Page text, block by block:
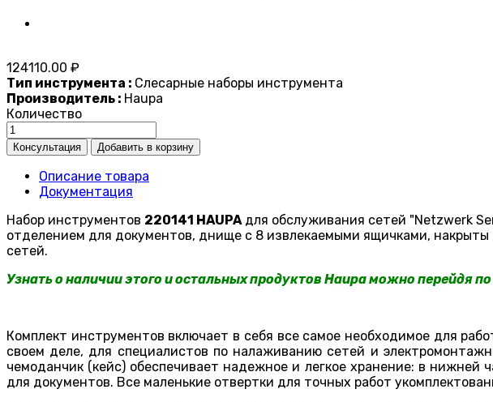
124110.00 ₽
Тип инструмента : Слесарные наборы инструмента
Производитель : Haupa
Количество
Описание товара
Документация
Набор инструментов 220141 HAUPAдля обслуживания сетей "Netzwerk
отделением для документов, днище с 8 извлекаемыми ящичками,
сетей.
Узнать о наличии этого и остальных продуктов Haupa можно перейдя
Комплект инструментов включает в себя все самое необходимое для
своем деле, для специалистов по налаживанию сетей и
чемоданчик (кейс) обеспечивает надежное и легкое хранение: в
для документов. Все маленькие отвертки для точных работ